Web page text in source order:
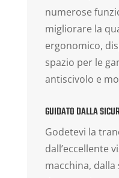
numerose
migliorare la
ergonomico,
spazio per le
antiscivolo e
GUIDATO DALLA
Godetevi la
dall’eccellente
macchina,